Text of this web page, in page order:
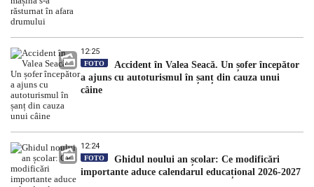
12:25
FOTO
Accident în Valea Seacă. Un șofer începător
a ajuns cu autoturismul în șanț din cauza unui
câine
12:24
FOTO
Ghidul noului an școlar: Ce modificări
importante aduce calendarul educațional 2026-2027